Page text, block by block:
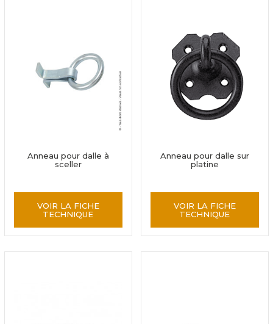
Anneau pour dalle à
sceller
VOIR LA FICHE
TECHNIQUE
Anneau pour dalle sur
platine
VOIR LA FICHE
TECHNIQUE